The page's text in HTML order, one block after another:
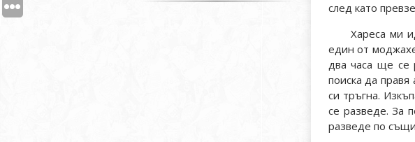
след като
Хареса ми
един от
два часа ще се
поиска да
си тръгна.
се разведе. За
разведе по